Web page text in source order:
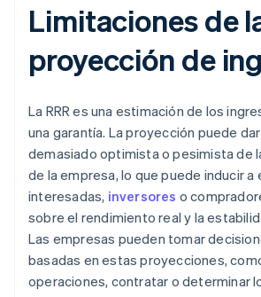
Limitaciones de
proyección de
La RRR es una estimación de los
una garantía. La proyección puede
demasiado optimista o pesimista de
de la empresa, lo que puede inducir a
interesadas, inversores o
sobre el rendimiento real y la
Las empresas pueden tomar
basadas en estas proyecciones,
operaciones, contratar o determinar